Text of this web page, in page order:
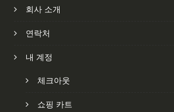
회사 소개
연락처
내 계정
체크아웃
쇼핑 카트